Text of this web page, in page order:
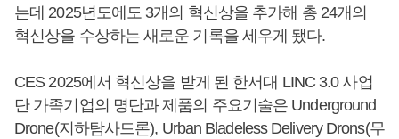
는데 2025년도에도 3개의 혁신상을 추가해 총 24개의
혁신상을 수상하는 새로운 기록을 세우게 됐다.
CES 2025에서 혁신상을 받게 된 한서대 LINC 3.0 사업
단 가족기업의 명단과 제품의 주요기술은 Underground
Drone(지하탐사드론), Urban Bladeless Delivery Drons(무